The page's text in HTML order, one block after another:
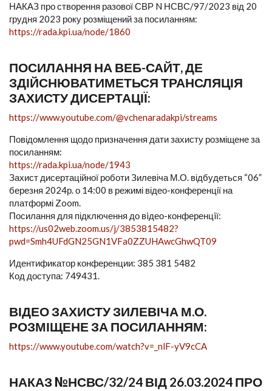
НАКАЗ про створення разової СВР N НСВС/97/2023 від 20
грудня 2023 року розміщений за посиланням:
https://rada.kpi.ua/node/1860
ПОСИЛАННЯ НА ВЕБ-САЙТ, ДЕ
ЗДІЙСНЮВАТИМЕТЬСЯ ТРАНСЛЯЦІЯ
ЗАХИСТУ ДИСЕРТАЦІЇ:
https://www.youtube.com/@vchenaradakpi/streams
Повідомлення щодо призначення дати захисту розміщене за
посиланням:
https://rada.kpi.ua/node/1943
Захист дисертаційної роботи Зилевіча М.О. відбудеться “06”
березня 2024р. о 14:00 в режимі відео-конференції на
платформі Zoom.
Посилання для підключення до вiдео-конференцiї:
https://us02web.zoom.us/j/3853815482?
pwd=Smh4UFdGN25GN1VFa0ZZUHAwcGhwQT09
Идентификатор конференции: 385 381 5482
Код доступа: 749431.
ВІДЕО ЗАХИСТУ ЗИЛЕВІЧА М.О.
РОЗМІЩЕНЕ ЗА ПОСИЛАННЯМ:
https://www.youtube.com/watch?v=_nlF-yV9cCA
НАКАЗ №НСВС/32/24 ВІД 26.03.2024 ПРО